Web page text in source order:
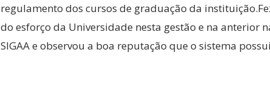
regulamento dos cursos de graduação da
do esforço da Universidade nesta gestão e na anterior
SIGAA e observou a boa reputação que o sistema